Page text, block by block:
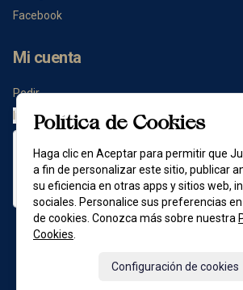
Facebook
Mi cuenta
Pedir
Iniciar sesión
Powered by
Política de Cookies
Haga clic en Aceptar para permitir que
a fin de personalizar este sitio, publicar
su eficiencia en otras apps y sitios web,
sociales. Personalice sus preferencias
de cookies. Conozca más sobre nuestra
Cookies
Configuración de cookies